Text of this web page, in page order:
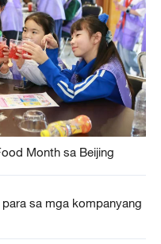
Month sa Beijing
sa mga kompanyang